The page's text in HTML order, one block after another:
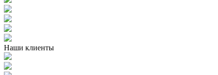
Наши клиенты